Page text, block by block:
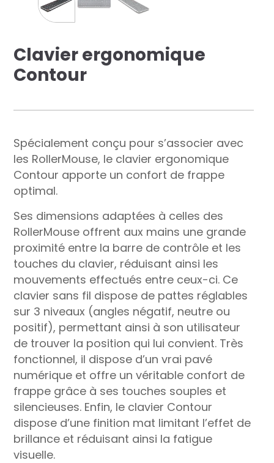
Clavier ergonomique
Contour
Spécialement conçu pour s’associer avec
les RollerMouse, le clavier ergonomique
Contour apporte un confort de frappe
optimal.
Ses dimensions adaptées à celles des
RollerMouse offrent aux mains une grande
proximité entre la barre de contrôle et les
touches du clavier, réduisant ainsi les
mouvements effectués entre ceux-ci. Ce
clavier sans fil dispose de pattes réglables
sur 3 niveaux (angles négatif, neutre ou
positif), permettant ainsi à son utilisateur
de trouver la position qui lui convient. Très
fonctionnel, il dispose d’un vrai pavé
numérique et offre un véritable confort de
frappe grâce à ses touches souples et
silencieuses. Enfin, le clavier Contour
dispose d’une finition mat limitant l’effet de
brillance et réduisant ainsi la fatigue
visuelle.